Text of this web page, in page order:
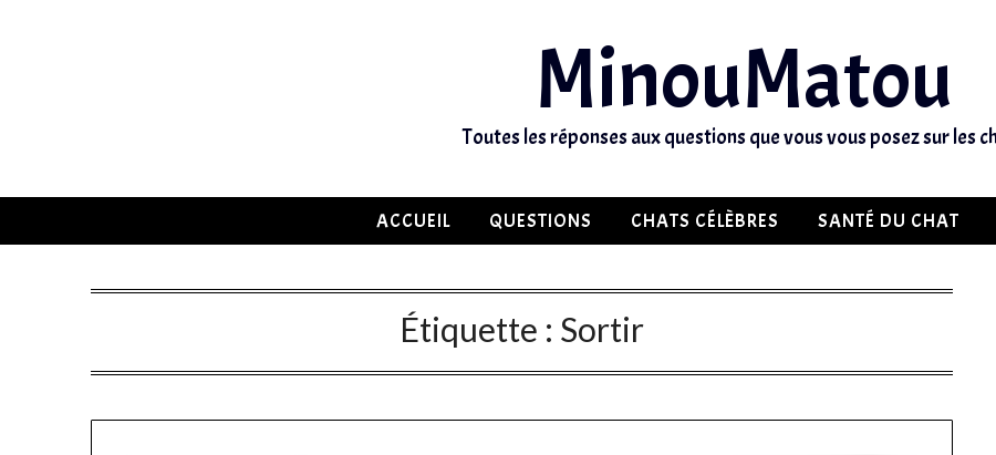
MinouMatou
Toutes les réponses aux questions que vous vous posez sur les
ACCUEIL QUESTIONS CHATS CÉLÈBRES SANTÉ DU CHAT
Étiquette : Sortir